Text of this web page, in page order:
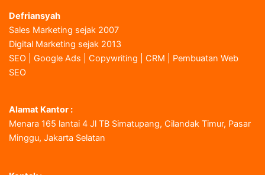
Defriansyah
Sales Marketing sejak 2007
Digital Marketing sejak 2013
SEO | Google Ads | Copywriting | CRM | Pembuatan Web
SEO
Alamat Kantor :
Menara 165 lantai 4 Jl TB Simatupang, Cilandak Timur, Pasar
Minggu, Jakarta Selatan